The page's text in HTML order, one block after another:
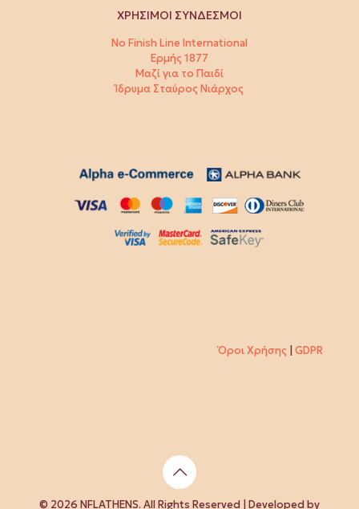
ΧΡΗΣΙΜΟΙ ΣΥΝΔΕΣΜΟΙ
No Finish Line International
Ερμής 1877
Μαζί για το Παιδί
Ίδρυμα Σταύρος Νιάρχος
Όροι Χρήσης GDPR
© 2026 NFLATHENS. All Rights Reserved | Developed by